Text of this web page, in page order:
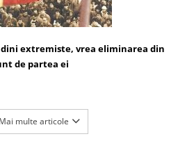
extremiste, vrea eliminarea din
de partea ei
Mai multe articole